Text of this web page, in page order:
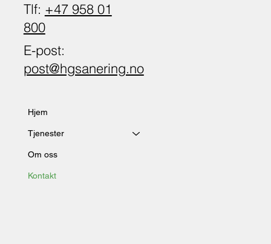
Tlf: +47 958 01
800
E-post:
post@hgsanering.no
Hjem
Tjenester
Om oss
Kontakt